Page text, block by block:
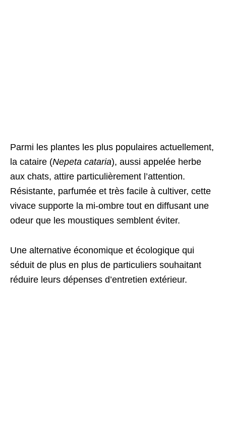
Parmi les plantes les plus populaires actuellement,
la cataire (Nepeta cataria), aussi appelée herbe
aux chats, attire particulièrement l’attention.
Résistante, parfumée et très facile à cultiver, cette
vivace supporte la mi-ombre tout en diffusant une
odeur que les moustiques semblent éviter.
Une alternative économique et écologique qui
séduit de plus en plus de particuliers souhaitant
réduire leurs dépenses d’entretien extérieur.